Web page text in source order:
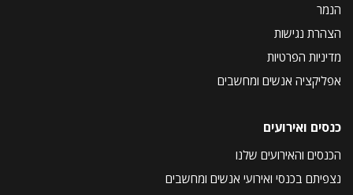
הנמר
הצהרת נגישות
מדיניות הפרטיות
אפליקציה אנשים ומחשבים
כנסים ואירועים
הכנסים והאירועים שלנו
נצפיתם בכנסי ואירועי אנשים ומחשבים